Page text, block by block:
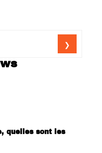
quelles sont les